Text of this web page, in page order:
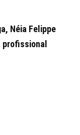
Néia Felippe
profissional